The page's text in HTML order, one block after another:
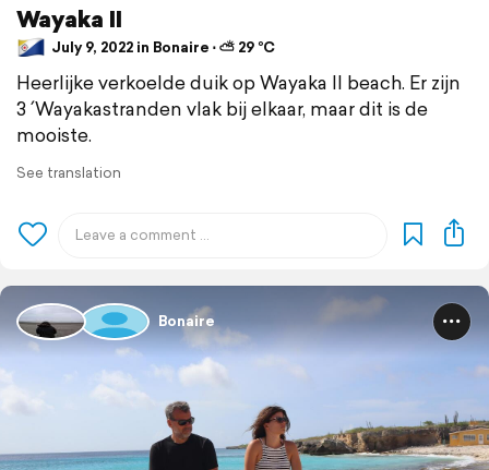
Wayaka II
July 9, 2022 in Bonaire ⋅ ⛅ 29 °C
Heerlijke verkoelde duik op Wayaka II beach. Er zijn
3 ´Wayakastranden vlak bij elkaar, maar dit is de
mooiste.
See translation
Bonaire